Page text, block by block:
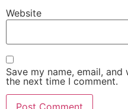
Website
Save my name, email,
the next time I comment.